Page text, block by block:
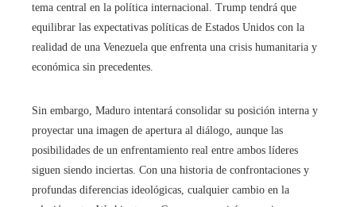
tema central en la política internacional. Trump tendrá que
equilibrar las expectativas políticas de Estados Unidos con la
realidad de una Venezuela que enfrenta una crisis humanitaria y
económica sin precedentes.
Sin embargo, Maduro intentará consolidar su posición interna y
proyectar una imagen de apertura al diálogo, aunque las
posibilidades de un enfrentamiento real entre ambos líderes
siguen siendo inciertas. Con una historia de confrontaciones y
profundas diferencias ideológicas, cualquier cambio en la